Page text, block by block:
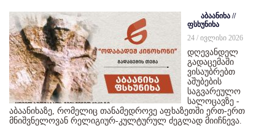
აბაანიხა //
ფსხუნიხა
24 / ივლისი 2026
დღევანდელ
გადაცემაში
ვისაუბრებთ
აშუბების
საგვარეულო
სალოცავზე -
აბაანიხაზე, რომელიც თანამედროვე აფხაზეთში ერთ-ერთ
მნიშვნელოვან რელიგიურ-კულტურულ ძეგლად მიიჩნევა.